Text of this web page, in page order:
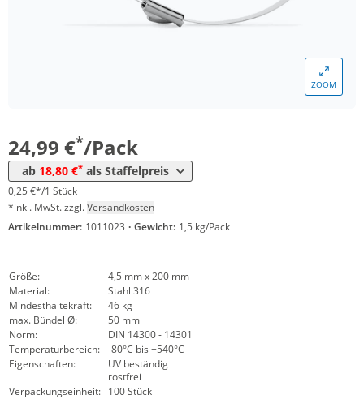
ZOOM
24,99 €*/Pack
ab 18,80 €* als Staffelpreis
0,25 €*/1 Stück
*inkl. MwSt. zzgl.Versandkosten
Artikelnummer: 1011023 · Gewicht: 1,5 kg/Pack
Größe:
4,5 mm x 200 mm
Material:
Stahl 316
Mindesthaltekraft:
46 kg
max. Bündel Ø:
50 mm
Norm:
DIN 14300 - 14301
Temperaturbereich: -80°C bis +540°C
Eigenschaften:
UV beständig
rostfrei
Verpackungseinheit: 100 Stück